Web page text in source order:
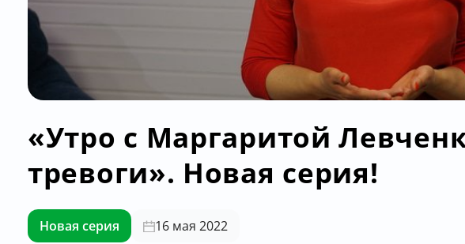
Новая серия 16 мая 2022
«Утро с Маргаритой
тревоги». Новая серия!